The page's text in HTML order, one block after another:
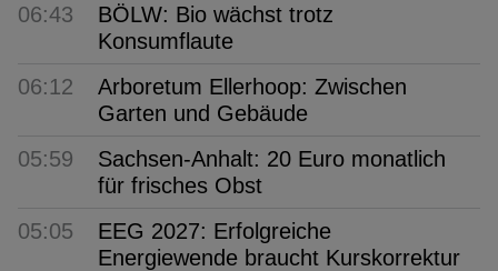
06:43
BÖLW: Bio wächst trotz
Konsumflaute
06:12
Arboretum Ellerhoop: Zwischen
Garten und Gebäude
05:59
Sachsen-Anhalt: 20 Euro monatlich
für frisches Obst
05:05
EEG 2027: Erfolgreiche
Energiewende braucht Kurskorrektur